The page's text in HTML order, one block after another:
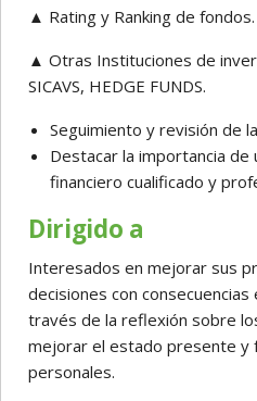
▲ Rating y Ranking de fondos.
▲ Otras Instituciones de
SICAVS, HEDGE FUNDS.
Seguimiento y revisión de
Destacar la importancia de
financiero cualificado y
Dirigido a
Interesados en mejorar sus
decisiones con
través de la reflexión sobre
mejorar el estado presente y
personales.